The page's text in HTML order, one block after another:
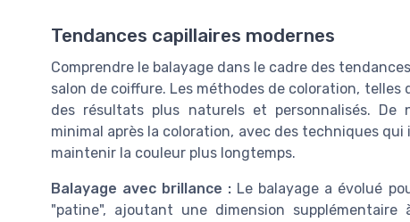
Tendances capillaires modernes
Comprendre le balayage dans le cadre des
salon de coiffure. Les méthodes de coloration,
des résultats plus naturels et personnalisés. De
minimal après la coloration, avec des techniques
maintenir la couleur plus longtemps.
Balayage avec brillance : Le balayage a évolué
"patine", ajoutant une dimension